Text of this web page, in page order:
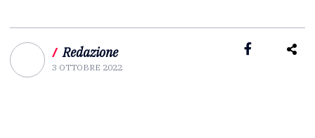
/ Redazione
3 OTTOBRE 2022